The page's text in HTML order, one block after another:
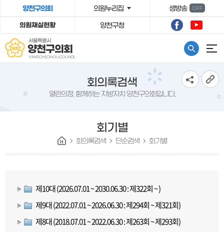
º»¹®¹ٷΰ¡±â
양천구의회 의원누리집 생방송 OFF
의원재실현황 양천구청
서울특별시
양천구의회
YANGCHEON-GU COUNCIL
회의록검색
열린의정, 함께하는 지방자치 양천구의회입니다.
회기별
회의록검색 단순검색 회기별
제10대 (2026.07.01 ~ 2030.06.30 : 제322회 ~ )
제9대 (2022.07.01 ~ 2026.06.30 : 제294회 ~ 제321회)
제8대 (2018.07.01 ~ 2022.06.30 : 제263회 ~ 제293회)